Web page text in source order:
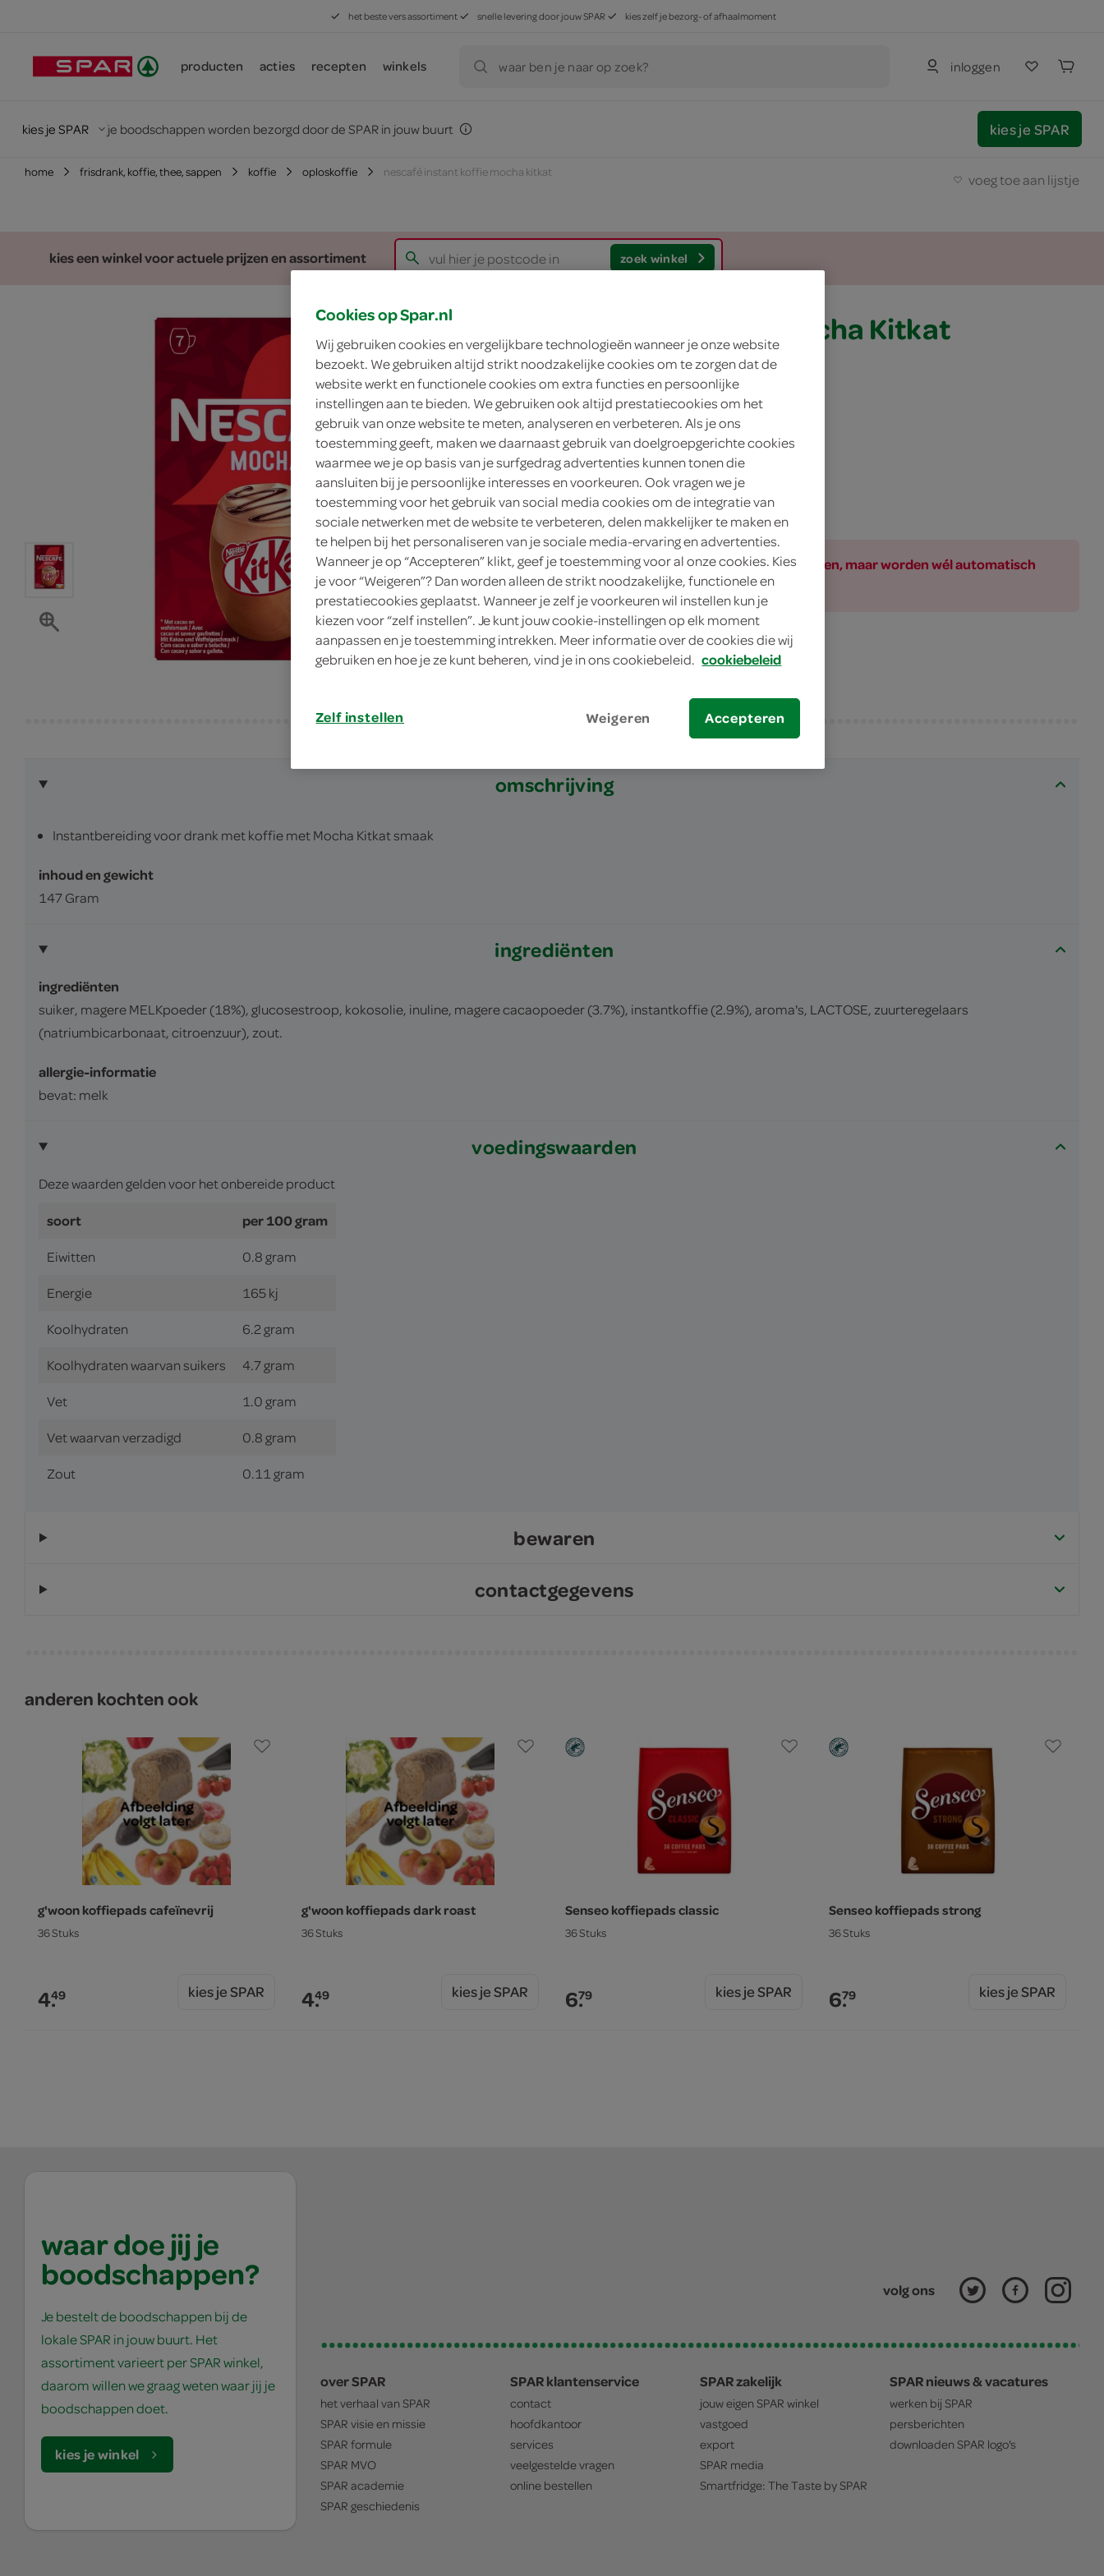
het beste vers assortiment snelle levering door jouw SPAR kies zelf je bezorg- of afhaalmoment
producten acties recepten winkels waar ben je naar op zoek? inloggen
kies je SPAR je boodschappen worden bezorgd door de SPAR in jouw buurt kies je SPAR
home frisdrank, koffie, thee, sappen koffie oploskoffie nescafé instant koffie mocha kitkat voeg toe aan lijstje
kies een winkel voor actuele prijzen en assortiment zoek winkel
Nescafé instant koffie Mocha Kitkat
Nescafé
4.
09
147 Gram
in winkelmand
Let op: aanbiedingen zijn niet zichtbaar bij de producten, maar worden wél automatisch
verwerkt in de winkelmand.
omschrijving
Instantbereiding voor drank met koffie met Mocha Kitkat smaak
inhoud en gewicht
147 Gram
ingrediënten
ingrediënten
suiker, magere MELKpoeder (18%), glucosestroop, kokosolie, inuline, magere cacaopoeder (3.7%), instantkoffie (2.9%), aroma's, LACTOSE, zuurteregelaars
(natriumbicarbonaat, citroenzuur), zout.
allergie-informatie
bevat: melk
voedingswaarden
Deze waarden gelden voor het onbereide product
soort per 100 gram
Eiwitten 0.8 gram
Energie 165 kj
Koolhydraten 6.2 gram
Koolhydraten waarvan suikers 4.7 gram
Vet 1.0 gram
Vet waarvan verzadigd 0.8 gram
Zout 0.11 gram
bewaren
contactgegevens
anderen kochten ook
g'woon koffiepads cafeïnevrij
36 Stuks
4.49 kies je SPAR
g'woon koffiepads dark roast
36 Stuks
4.49 kies je SPAR
Senseo koffiepads classic
36 Stuks
6.79 kies je SPAR
Senseo koffiepads strong
36 Stuks
6.79 kies je SPAR
waar doe jij je
boodschappen?
Je bestelt de boodschappen bij de
lokale SPAR in jouw buurt. Het
assortiment varieert per SPAR winkel,
daarom willen we graag weten waar jij je
boodschappen doet.
kies je winkel
volg ons
over SPAR
het verhaal van SPAR
SPAR visie en missie
SPAR formule
SPAR MVO
SPAR academie
SPAR geschiedenis
SPAR klantenservice
contact
hoofdkantoor
services
veelgestelde vragen
online bestellen
SPAR zakelijk
jouw eigen SPAR winkel
vastgoed
export
SPAR media
Smartfridge: The Taste bySPAR
SPAR nieuws & vacatures
werken bij SPAR
persberichten
downloaden SPAR logo's
Cookies op Spar.nl
Wij gebruiken cookies en vergelijkbare technologieën wanneer je onze website
bezoekt. We gebruiken altijd strikt noodzakelijke cookies om te zorgen dat de
website werkt en functionele cookies om extra functies en persoonlijke
instellingen aan te bieden. We gebruiken ook altijd prestatiecookies om het
gebruik van onze website te meten, analyseren en verbeteren. Als je ons
toestemming geeft, maken we daarnaast gebruik van doelgroepgerichte cookies
waarmee we je op basis van je surfgedrag advertenties kunnen tonen die
aansluiten bij je persoonlijke interesses en voorkeuren. Ook vragen we je
toestemming voor het gebruik van social media cookies om de integratie van
sociale netwerken met de website te verbeteren, delen makkelijker te maken en
te helpen bij het personaliseren van je sociale media-ervaring en advertenties.
Wanneer je op “Accepteren” klikt, geef je toestemming voor al onze cookies. Kies
je voor “Weigeren”? Dan worden alleen de strikt noodzakelijke, functionele en
prestatiecookies geplaatst. Wanneer je zelf je voorkeuren wil instellen kun je
kiezen voor “zelf instellen”. Je kunt jouw cookie-instellingen op elk moment
aanpassen en je toestemming intrekken. Meer informatie over de cookies die wij
gebruiken en hoe je ze kunt beheren, vind je in ons cookiebeleid. cookiebeleid
Zelf instellen Weigeren Accepteren